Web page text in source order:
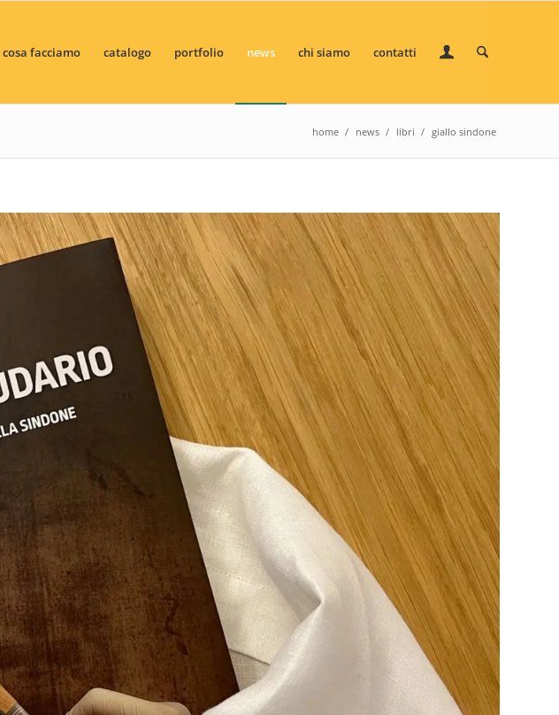
cosa facciamo catalogo portfolio news chi siamo contatti
home / news / libri / giallo sindone